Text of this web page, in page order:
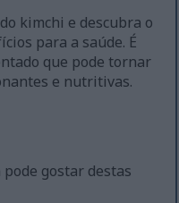
kimchi e descubra o
para a saúde. É
que pode tornar
e nutritivas.
gostar destas